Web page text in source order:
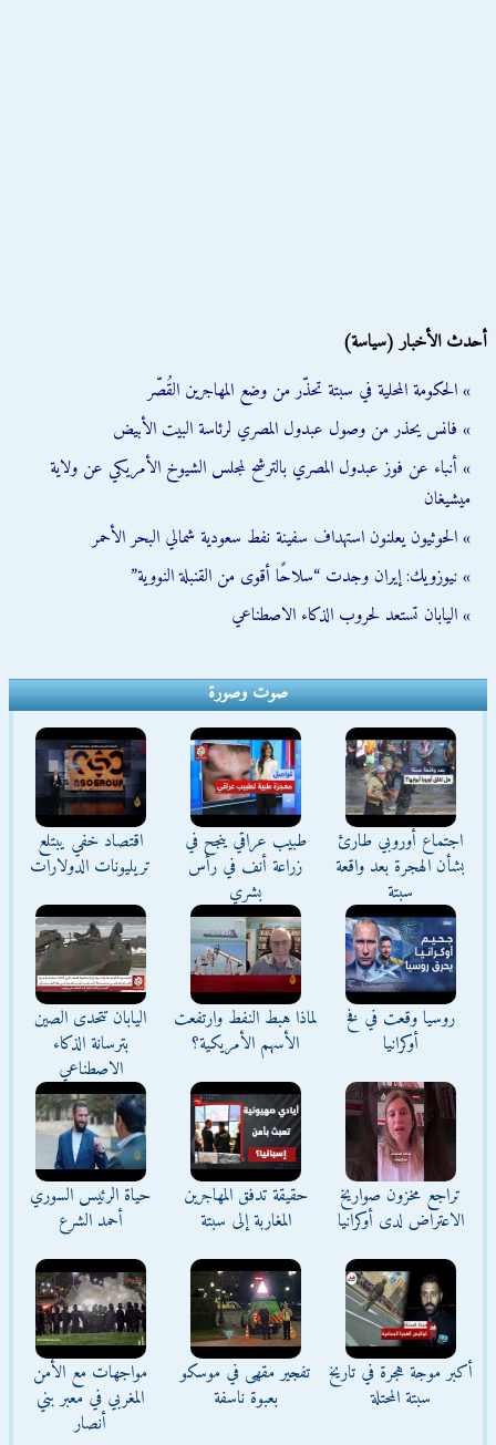
أحدث الأخبار (سياسة)
» الحكومة المحلية في سبتة تحذّر من وضع المهاجرين القُصّر
» فانس يحذر من وصول عبدول المصري لرئاسة البيت الأبيض
» أنباء عن فوز عبدول المصري بالترشح لمجلس الشيوخ الأمريكي عن ولاية
ميشيغان
» الحوثيون يعلنون استهداف سفينة نفط سعودية شمالي البحر الأحمر
» نيوزويك: إيران وجدت “سلاحًا أقوى من القنبلة النووية”
» اليابان تستعد لحروب الذكاء الاصطناعي
صوت وصورة
اجتماع أوروبي طارئ
بشأن الهجرة بعد واقعة
سبتة
طبيب عراقي ينجح في
زراعة أنف في رأس
بشري
اقتصاد خفي يبتلع
تريليونات الدولارات
روسيا وقعت في فخ
أوكرانيا
لماذا هبط النفط وارتفعت
الأسهم الأمريكية؟
اليابان تتحدى الصين
بترسانة الذكاء
الاصطناعي
تراجع مخزون صواريخ
الاعتراض لدى أوكرانيا
حقيقة تدفق المهاجرين
المغاربة إلى سبتة
حياة الرئيس السوري
أحمد الشرع
أكبر موجة هجرة في تاريخ
سبتة المحتلة
تفجير مقهى في موسكو
بعبوة ناسفة
مواجهات مع الأمن
المغربي في معبر بني
أنصار